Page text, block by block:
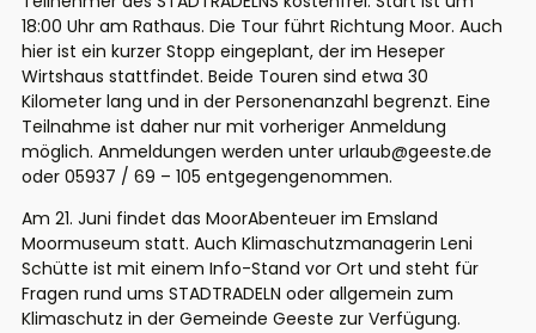
18:00 Uhr am Rathaus. Die Tour führt Richtung Moor. Auch
hier ist ein kurzer Stopp eingeplant, der im Heseper
Wirtshaus stattfindet. Beide Touren sind etwa 30
Kilometer lang und in der Personenanzahl begrenzt. Eine
Teilnahme ist daher nur mit vorheriger Anmeldung
möglich. Anmeldungen werden unter urlaub@geeste.de
oder 05937 / 69 – 105 entgegengenommen.
Am 21. Juni findet das MoorAbenteuer im Emsland
Moormuseum statt. Auch Klimaschutzmanagerin Leni
Schütte ist mit einem Info-Stand vor Ort und steht für
Fragen rund ums STADTRADELN oder allgemein zum
Klimaschutz in der Gemeinde Geeste zur Verfügung.